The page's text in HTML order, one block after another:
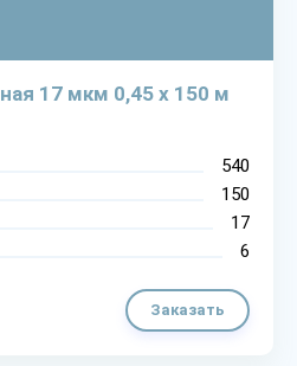
17 мкм 0,45 х 150 м
540
150
17
6
Заказать